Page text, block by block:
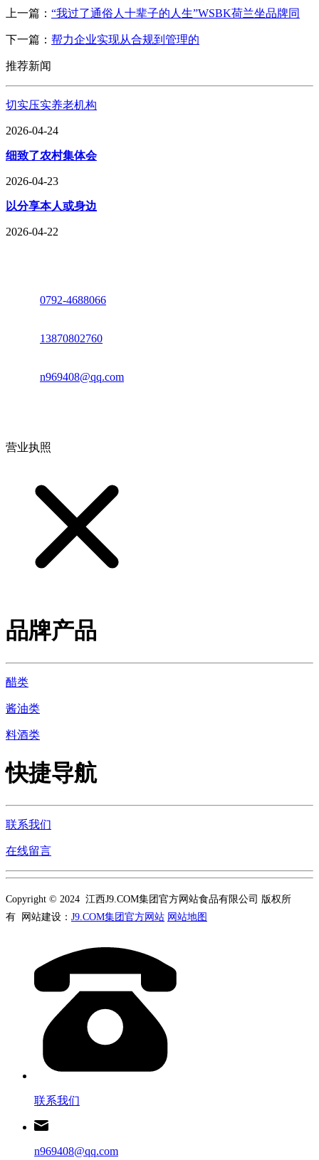
上一篇： “我过了通俗人十辈子的人生”WSBK荷兰坐品牌同
下一篇： 帮力企业实现从合规到管理的
推荐新闻
切实压实养老机构
2026-04-24
细致了农村集体会
2026-04-23
以分享本人或身边
2026-04-22
0792-4688066
13870802760
n969408@qq.com
营业执照
品牌产品
醋类
酱油类
料酒类
快捷导航
联系我们
在线留言
Copyright © 2024 江西J9.COM集团官方网站食品有限公司 版权所
有 网站建设： J9.COM集团官方网站 网站地图
联系我们
n969408@qq.com